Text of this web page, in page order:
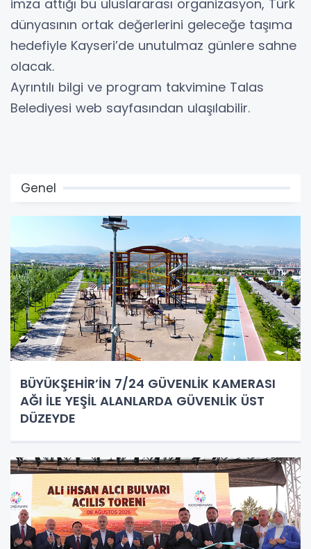
imza attığı bu uluslararası organizasyon, Türk
dünyasının ortak değerlerini geleceğe taşıma
hedefiyle Kayseri’de unutulmaz günlere sahne
olacak.
Ayrıntılı bilgi ve program takvimine Talas
Belediyesi web sayfasından ulaşılabilir.
Genel
BÜYÜKŞEHİR’İN 7/24 GÜVENLİK KAMERASI
AĞI İLE YEŞİL ALANLARDA GÜVENLİK ÜST
DÜZEYDE